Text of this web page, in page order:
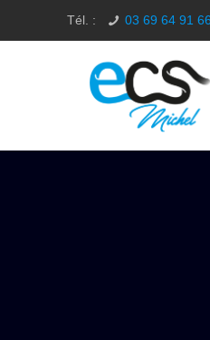
Tél. : 03 69 64 91 66